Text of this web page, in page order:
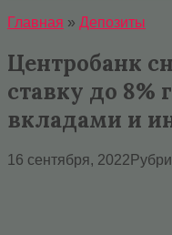
Главная » Депозиты
Центробанк
ставку до 8%
вкладами и
16 сентября, 2022